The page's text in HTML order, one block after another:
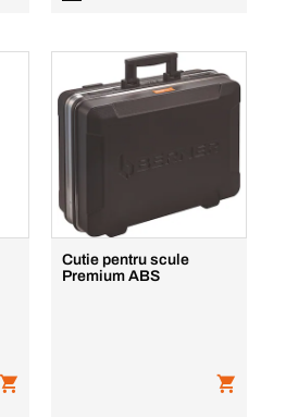
Cutie pentru scule
Premium ABS